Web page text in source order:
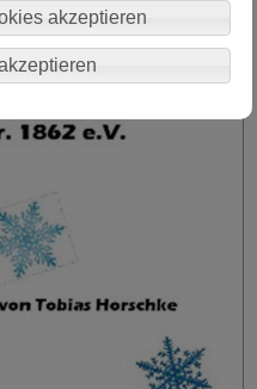
akzeptieren